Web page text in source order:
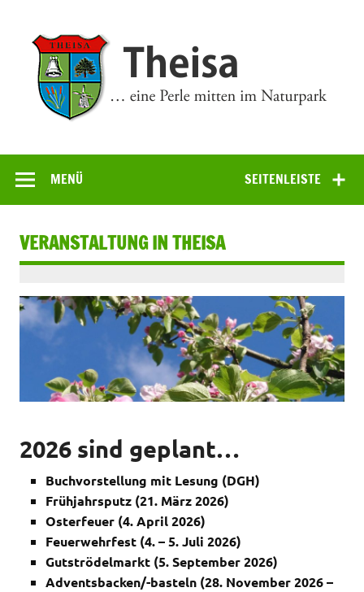
springen
SEITENLEISTE
MENÜ
VERANSTALTUNG IN THEISA
2026 sind geplant…
Buchvorstellung mit Lesung (DGH)
Frühjahrsputz (21. März 2026)
Osterfeuer (4. April 2026)
Feuerwehrfest (4. – 5. Juli 2026)
Gutströdelmarkt (5. September 2026)
Adventsbacken/-basteln (28. November 2026 –